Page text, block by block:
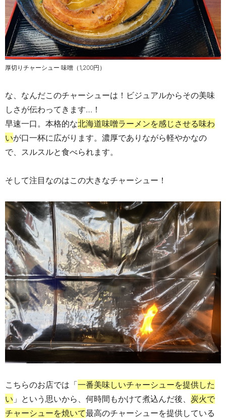
厚切りチャーシュー 味噌（1,200円）
な、なんだこのチャーシューは！ビジュアルからその美味
しさが伝わってきます…！
早速一口。本格的な北海道味噌ラーメンを感じさせる味わ
いが口一杯に広がります。濃厚でありながら軽やかなの
で、スルスルと食べられます。
そして注目なのはこの大きなチャーシュー！
こちらのお店では「一番美味しいチャーシューを提供した
い 」という思いから、何時間もかけて煮込んだ後、 炭火で
チャーシューを焼いて最高のチャーシューを提供している